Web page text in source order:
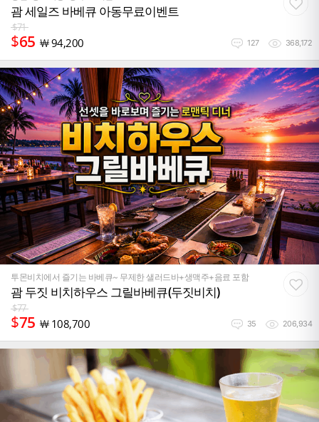
괌 세일즈 바베큐 아동무료이벤트
$71
$65 ￦94,200 127 368,172
투몬비치에서 즐기는 바베큐~ 무제한 샐러드바+생맥주+음료 포함
괌 두짓 비치하우스 그릴바베큐(두짓비치)
$77
$75 ￦ 108,700 35 206,934